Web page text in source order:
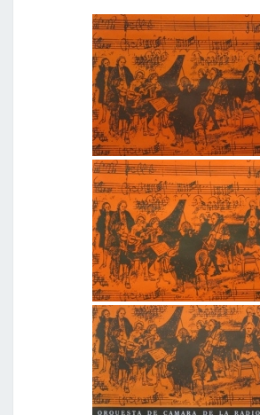
D
E
G
R
A
N
D
E
S
A
U
T
O
R
E
S
E
I
N
T
É